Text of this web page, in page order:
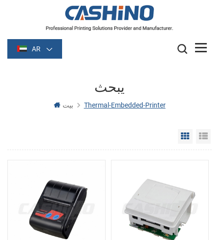
AR
يبحث
بيت Thermal-Embedded-Printer
Grid